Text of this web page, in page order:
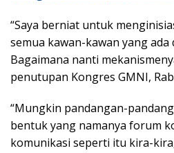
“Saya berniat untuk
semua kawan-kawan yang ada
Bagaimana nanti
penutupan Kongres GMNI,
“Mungkin pandangan-
bentuk yang namanya forum
komunikasi seperti itu kira-